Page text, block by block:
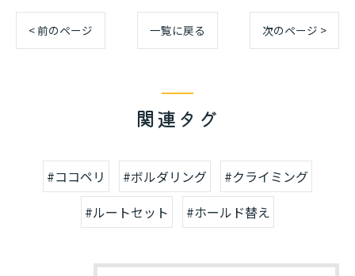
< 前のページ 一覧に戻る 次のページ >
関連タグ
#ココペリ #ボルダリング
#クライミング
#ルートセット
#ホールド替え